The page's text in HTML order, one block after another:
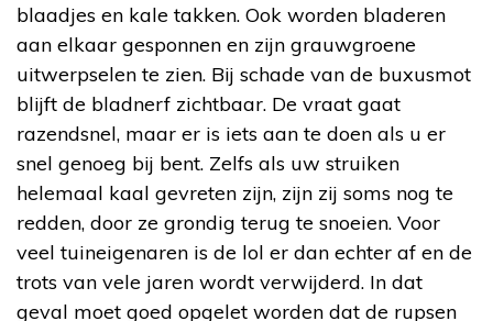
blaadjes en kale takken. Ook worden bladeren
aan elkaar gesponnen en zijn grauwgroene
uitwerpselen te zien. Bij schade van de buxusmot
blijft de bladnerf zichtbaar. De vraat gaat
razendsnel, maar er is iets aan te doen als u er
snel genoeg bij bent. Zelfs als uw struiken
helemaal kaal gevreten zijn, zijn zij soms nog te
redden, door ze grondig terug te snoeien. Voor
veel tuineigenaren is de lol er dan echter af en de
trots van vele jaren wordt verwijderd. In dat
geval moet goed opgelet worden dat de rupsen